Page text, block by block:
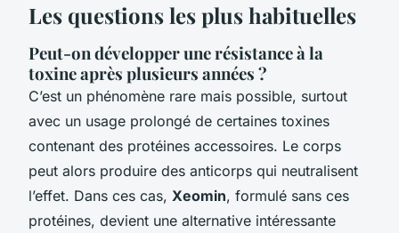
Les questions les plus habituelles
Peut-on développer une résistance à la
toxine après plusieurs années ?
C’est un phénomène rare mais possible, surtout
avec un usage prolongé de certaines toxines
contenant des protéines accessoires. Le corps
peut alors produire des anticorps qui neutralisent
l’effet. Dans ces cas, Xeomin, formulé sans ces
protéines, devient une alternative intéressante